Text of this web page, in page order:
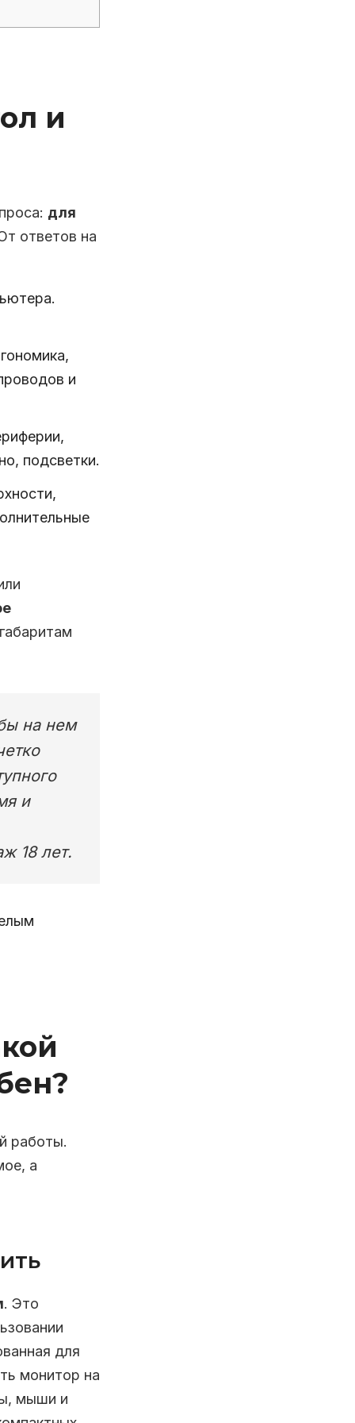
и
для
ответов на
и
подсветки.
на нем
и
18 лет.
работы.
а
. Это
для
монитор на
мыши и